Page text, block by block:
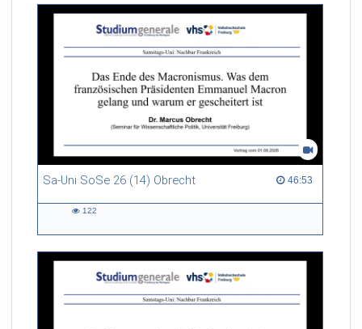
Sa-Uni SoSe 26 (14) Obrecht 46:53
46:53 duration
122